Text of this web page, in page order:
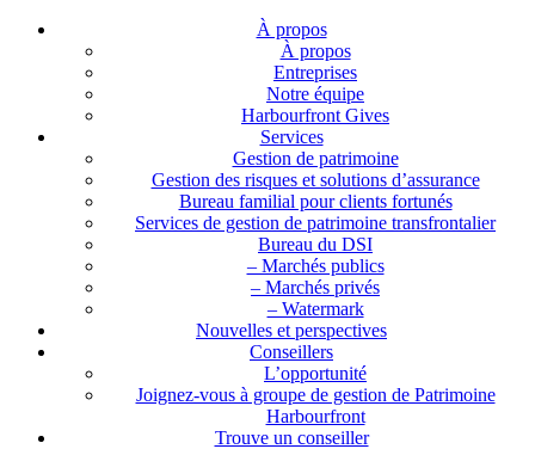
À propos
À propos
Entreprises
Notre équipe
Harbourfront Gives
Services
Gestion de patrimoine
Gestion des risques et solutions d’assurance
Bureau familial pour clients fortunés
Services de gestion de patrimoine transfrontalier
Bureau du DSI
– Marchés publics
– Marchés privés
– Watermark
Nouvelles et perspectives
Conseillers
L’opportunité
Joignez-vous à groupe de gestion de Patrimoine
Harbourfront
Trouve un conseiller